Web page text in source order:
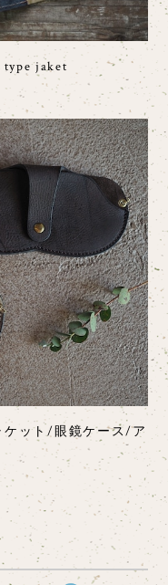
type jaket
ケット/眼鏡ケース/ア